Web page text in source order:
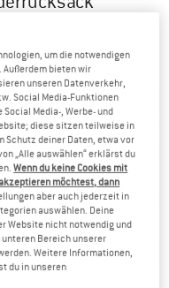
um die notwendigen
bieten wir
unseren Datenverkehr,
Social Media-Funktionen
Media-, Werbe- und
diese sitzen teilweise in
Schutz deiner Daten, etwa vor
„Alle auswählen“ erklärst du
Wenn du keine Cookies mit
möchtest, dann
aber auch jederzeit in
auswählen. Deine
Website nicht notwendig und
Bereich unserer
Weitere Informationen,
du in unseren